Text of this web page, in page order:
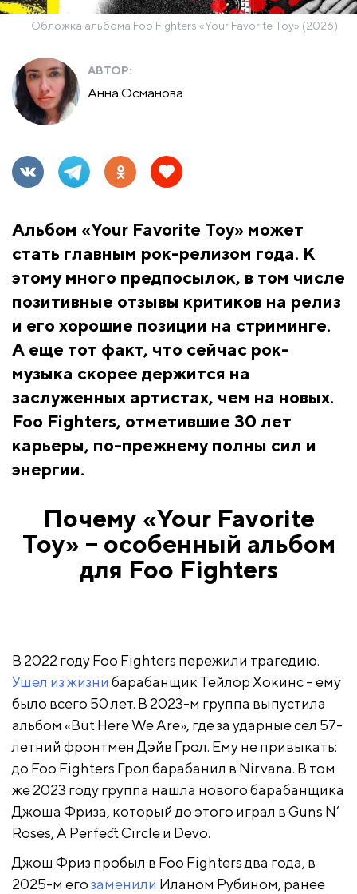
Обложка альбома Foo Fighters «Your Favorite Toy» (2026)
АВТОР:
Анна Османова
Альбом «Your Favorite Toy» может
стать главным рок-релизом года. К
этому много предпосылок, в том числе
позитивные отзывы критиков на релиз
и его хорошие позиции на стриминге.
А еще тот факт, что сейчас рок-
музыка скорее держится на
заслуженных артистах, чем на новых.
Foo Fighters, отметившие 30 лет
карьеры, по-прежнему полны сил и
энергии.
Почему «Your Favorite
Toy» – особенный альбом
для Foo Fighters
В 2022 году Foo Fighters пережили трагедию.
Ушел из жизни барабанщик Тейлор Хокинс – ему
было всего 50 лет. В 2023-м группа выпустила
альбом «But Here We Are», где за ударные сел 57-
летний фронтмен Дэйв Грол. Ему не привыкать:
до Foo Fighters Грол барабанил в Nirvana. В том
же 2023 году группа нашла нового барабанщика
Джоша Фриза, который до этого играл в Guns N’
Roses, A Perfect Circle и Devo.
Джош Фриз пробыл в Foo Fighters два года, в
2025-м егозаменили Иланом Рубином, ранее